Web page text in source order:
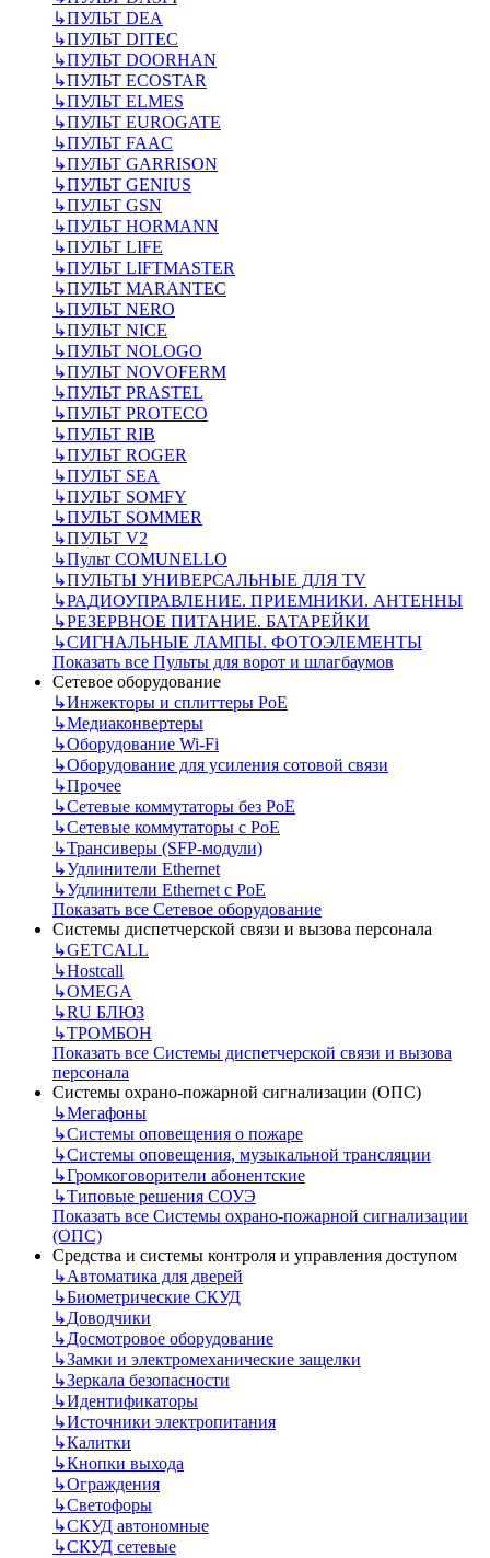
↳ПУЛЬТ DEA
↳ПУЛЬТ DITEC
↳ПУЛЬТ DOORHAN
↳ПУЛЬТ ECOSTAR
↳ПУЛЬТ ELMES
↳ПУЛЬТ EUROGATE
↳ПУЛЬТ FAAC
↳ПУЛЬТ GARRISON
↳ПУЛЬТ GENIUS
↳ПУЛЬТ GSN
↳ПУЛЬТ HORMANN
↳ПУЛЬТ LIFE
↳ПУЛЬТ LIFTMASTER
↳ПУЛЬТ MARANTEC
↳ПУЛЬТ NERO
↳ПУЛЬТ NICE
↳ПУЛЬТ NOLOGO
↳ПУЛЬТ NOVOFERM
↳ПУЛЬТ PRASTEL
↳ПУЛЬТ PROTECO
↳ПУЛЬТ RIB
↳ПУЛЬТ ROGER
↳ПУЛЬТ SEA
↳ПУЛЬТ SOMFY
↳ПУЛЬТ SOMMER
↳ПУЛЬТ V2
↳Пульт СOMUNELLO
↳ПУЛЬТЫ УНИВЕРСАЛЬНЫЕ ДЛЯ TV
↳РАДИОУПРАВЛЕНИЕ. ПРИЕМНИКИ. АНТЕННЫ
↳РЕЗЕРВНОЕ ПИТАНИЕ. БАТАРЕЙКИ
↳СИГНАЛЬНЫЕ ЛАМПЫ. ФОТОЭЛЕМЕНТЫ
Показать все Пульты для ворот и шлагбаумов
Сетевое оборудование
↳Инжекторы и сплиттеры РоЕ
↳Медиаконвертеры
↳Оборудование Wi-Fi
↳Оборудование для усиления сотовой связи
↳Прочее
↳Сетевые коммутаторы без РоЕ
↳Сетевые коммутаторы с РоЕ
↳Трансиверы (SFP-модули)
↳Удлинители Ethernet
↳Удлинители Ethernet с PoE
Показать все Сетевое оборудование
Системы диспетчерской связи и вызова персонала
↳GETCALL
↳Hostcall
↳OMEGA
↳RU БЛЮЗ
↳ТРОМБОН
Показать все Системы диспетчерской связи и вызова
персонала
Системы охрано-пожарной сигнализации (ОПС)
↳Мегафоны
↳Системы оповещения о пожаре
↳Системы оповещения, музыкальной трансляции
↳Громкоговорители абонентские
↳Типовые решения СОУЭ
Показать все Системы охрано-пожарной сигнализации
(ОПС)
Средства и системы контроля и управления доступом
↳Автоматика для дверей
↳Биометрические СКУД
↳Доводчики
↳Досмотровое оборудование
↳Замки и электромеханические защелки
↳Зеркала безопасности
↳Идентификаторы
↳Источники электропитания
↳Калитки
↳Кнопки выхода
↳Ограждения
↳Светофоры
↳СКУД автономные
↳СКУД сетевые